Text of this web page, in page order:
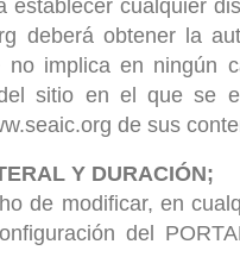
establecer cualquier
deberá obtener la
no implica en ningún
sitio en el que se
de sus
Y DURACIÓN;
de modificar, en
del